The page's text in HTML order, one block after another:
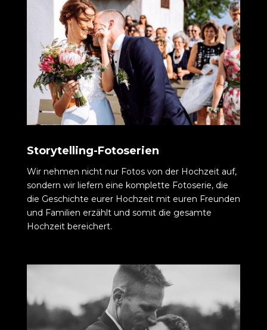
Storytelling-Fotoserien
Wir nehmen nicht nur Fotos von der Hochzeit auf,
sondern wir liefern eine komplette Fotoserie, die
die Geschichte eurer Hochzeit mit euren Freunden
und Familien erzählt und somit die gesamte
Hochzeit bereichert.